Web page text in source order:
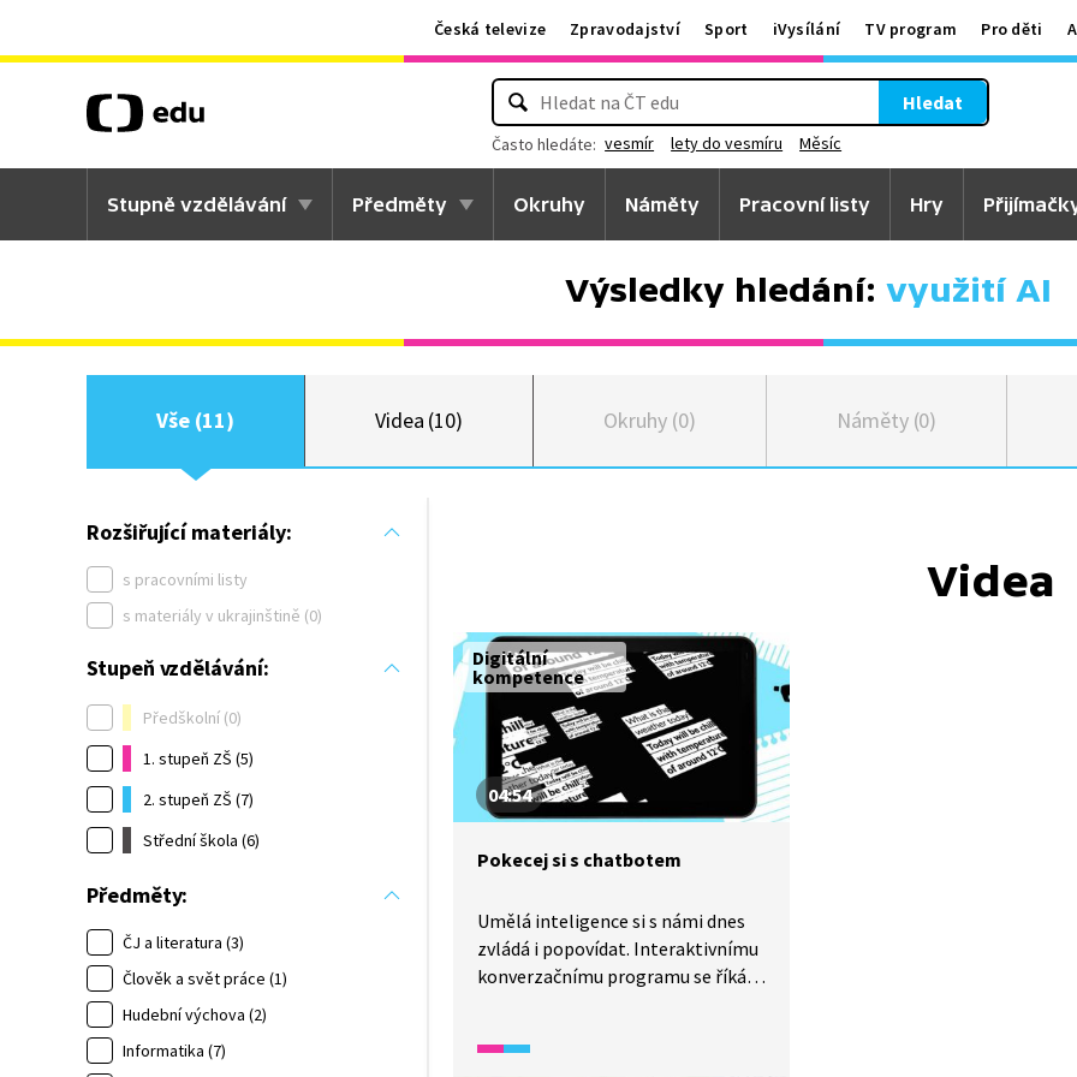
Česká televize Zpravodajství Sport iVysílání TV program Pro děti
Hledat
Často hledáte: vesmír lety do vesmíru Měsíc
Stupně vzdělávání Předměty Okruhy Náměty Pracovní listy Hry
Výsledky hledání: využití AI
Vše (11) Videa (10) Okruhy (0) Náměty (0)
Rozšiřující materiály:
s pracovními listy
s materiály v ukrajinštině (0)
Stupeň vzdělávání:
Předškolní (0)
1. stupeň ZŠ (5)
2. stupeň ZŠ (7)
Střední škola (6)
Předměty:
ČJ a literatura (3)
Člověk a svět práce (1)
Hudební výchova (2)
Informatika (7)
Videa
Digitální
kompetence
04:54
Pokecej si s chatbotem
Umělá inteligence si s námi dnes
zvládá i popovídat. Interaktivnímu
konverzačnímu programu se říká
jednou nahradí lidi? Problematiku